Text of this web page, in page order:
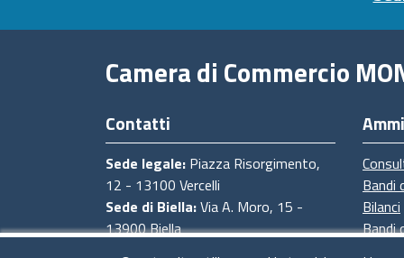
Camera di Commercio
Contatti
Sede legale: Piazza Risorgimento,
12 - 13100 Vercelli
Sede di Biella:Via A. Moro, 15 -
13900 Biella
Bandi
Bilanci
Bandi